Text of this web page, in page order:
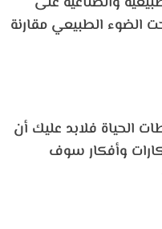
الضوء الطبيعي مقارنة
الحياة فلابد عليك أن
وأفكار سوف